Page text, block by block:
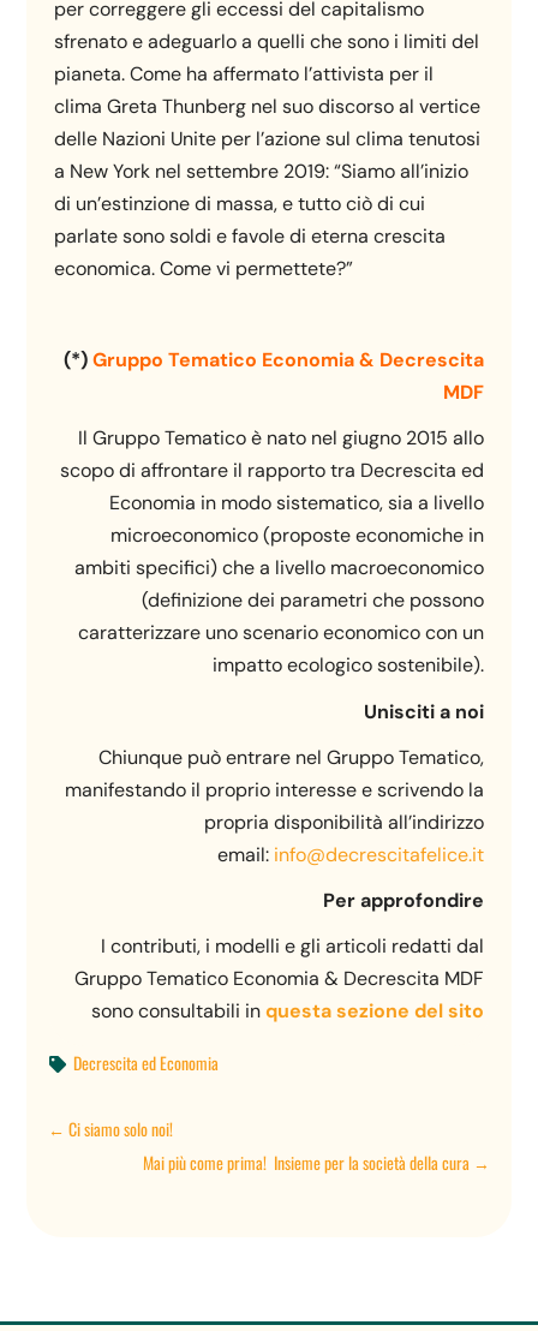
per correggere gli eccessi del capitalismo
sfrenato e adeguarlo a quelli che sono i limiti del
pianeta. Come ha affermato l’attivista per il
clima Greta Thunberg nel suo discorso al vertice
delle Nazioni Unite per l’azione sul clima tenutosi
a New York nel settembre 2019: “Siamo all’inizio
di un’estinzione di massa, e tutto ciò di cui
parlate sono soldi e favole di eterna crescita
economica. Come vi permettete?”
(*)Gruppo Tematico Economia & Decrescita
MDF
Il Gruppo Tematico è nato nel giugno 2015 allo
scopo di affrontare il rapporto tra Decrescita ed
Economia in modo sistematico, sia a livello
microeconomico (proposte economiche in
ambiti specifici) che a livello macroeconomico
(definizione dei parametri che possono
caratterizzare uno scenario economico con un
impatto ecologico sostenibile).
Unisciti a noi
Chiunque può entrare nel Gruppo Tematico,
manifestando il proprio interesse e scrivendo la
propria disponibilità all’indirizzo
email: info@decrescitafelice.it
Per approfondire
I contributi, i modelli e gli articoli redatti dal
Gruppo Tematico Economia & Decrescita MDF
sono consultabili inquesta sezione del sito
 Decrescita ed Economia
←Ci siamo solo noi!
Mai più come prima! Insieme per la società della cura→